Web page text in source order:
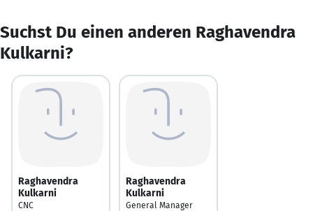
Suchst Du einen anderen Raghavendra
Kulkarni?
Raghavendra
Kulkarni
CNC
Raghavendra
Kulkarni
General Manager